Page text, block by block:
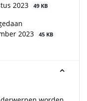
2023
49 KB
2023
45 KB